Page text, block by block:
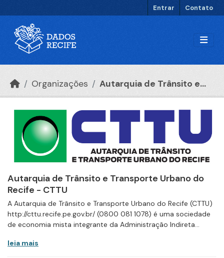
Entrar Contato
Organizações Autarquia de Trânsito e...
Autarquia de Trânsito e Transporte Urbano do
Recife - CTTU
A Autarquia de Trânsito e Transporte Urbano do Recife (CTTU)
http://cttu.recife.pe.gov.br/ (0800 081 1078) é uma sociedade
de economia mista integrante da Administração Indireta...
leia mais